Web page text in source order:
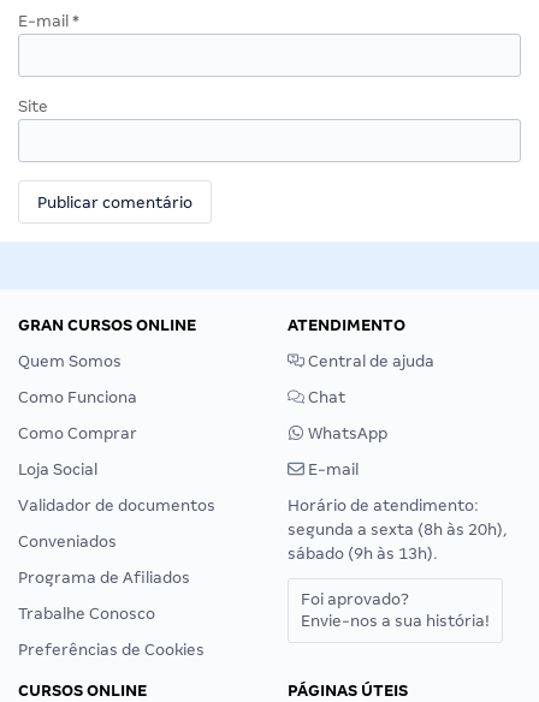
E-mail *
Site
GRAN CURSOS ONLINE
Quem Somos
Como Funciona
Como Comprar
Loja Social
Validador de documentos
Conveniados
Programa de Afiliados
Trabalhe Conosco
Preferências de Cookies
ATENDIMENTO
Central de ajuda
Chat
WhatsApp
E-mail
Horário de atendimento:
segunda a sexta (8h às 20h),
sábado (9h às 13h).
Foi aprovado?
Envie-nos a sua história!
CURSOS ONLINE
PÁGINAS ÚTEIS